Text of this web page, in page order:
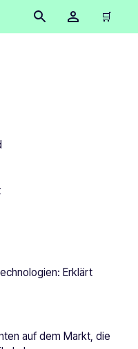
🛒
Erklärt
auf dem Markt, die